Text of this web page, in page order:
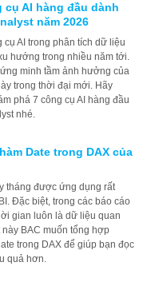
cụ AI hàng đầu dành
năm 2026
cụ AI trong phân tích dữ liệu
hướng trong nhiều năm tới.
minh tầm ảnh hưởng của
trong thời đại mới. Hãy
phá 7 công cụ AI hàng đầu
nhé.
Date trong DAX của
tháng được ứng dụng rất
Đặc biệt, trong các báo cáo
gian luôn là dữ liệu quan
này BAC muốn tổng hợp
trong DAX để giúp bạn đọc
quả hơn.